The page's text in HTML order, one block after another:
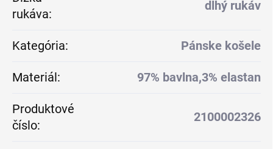
rukáva:
dlhý rukáv
Kategória: Pánske košele
Materiál: 97% bavlna,3% elastan
Produktové
číslo:
2100002326